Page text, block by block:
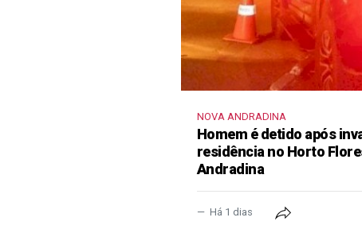
NOVA ANDRADINA
Homem é detido após
residência no Horto
Andradina
Há 1 dias